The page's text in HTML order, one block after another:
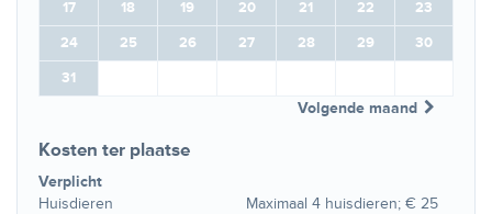
17
18 19 20 21 22
23
24
25 26 27 28 29
30
31
Volgende maand
Kosten ter plaatse
Verplicht
Huisdieren
Maximaal 4 huisdieren; € 25